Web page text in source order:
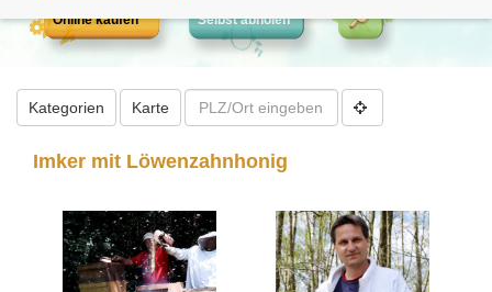
Online kaufen Selbst abholen
Kategorien Karte
Imker mit Löwenzahnhonig